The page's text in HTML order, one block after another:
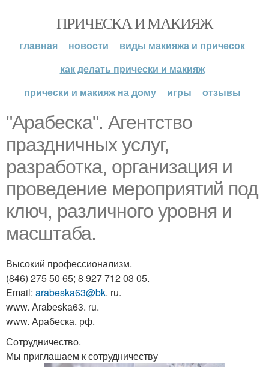
ПРИЧЕСКА И МАКИЯЖ
главная новости
виды макияжа и причесок
как делать прически и макияж
прически и макияж на дому
игры отзывы
"Арабеска". Агентство
праздничных услуг,
разработка, организация и
проведение мероприятий под
ключ, различного уровня и
масштаба.
Высокий профессионализм.
(846) 275 50 65; 8 927 712 03 05.
Email: arabeska63@bk. ru.
www. Arabeska63. ru.
www. Арабеска. рф.
Сотрудничество.
Мы приглашаем к сотрудничеству